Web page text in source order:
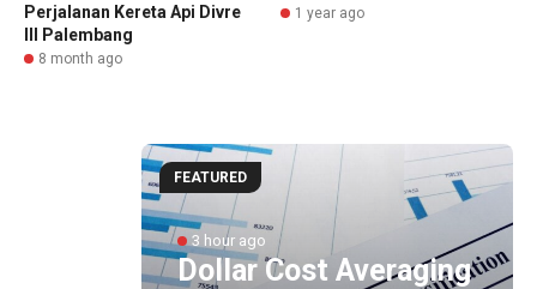
Perjalanan Kereta Api Divre
III Palembang
8 month ago
1 year ago
FEATURED
3 hour ago
Dollar Cost Averaging